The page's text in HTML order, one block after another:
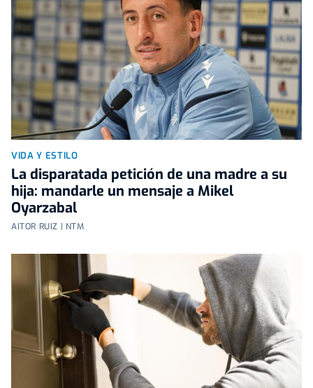
VIDA Y ESTILO
La disparatada petición de una madre a su
hija: mandarle un mensaje a Mikel
Oyarzabal
AITOR RUIZ | NTM